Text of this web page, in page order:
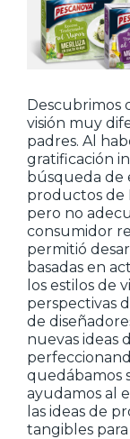
Descubrimos
visión muy
padres. Al
gratificación
búsqueda de
productos de
pero no
consumidor
permitió
basadas en
los estilos de
perspectivas
de
nuevas ideas
quedábamos
ayudamos al
las ideas de
tangibles